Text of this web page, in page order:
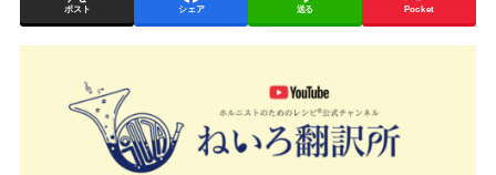
ポスト シェア 送る Pocket